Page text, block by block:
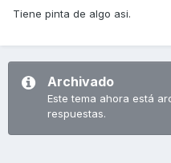
Tiene pinta de algo asi.
Archivado
Este tema ahora está
respuestas.